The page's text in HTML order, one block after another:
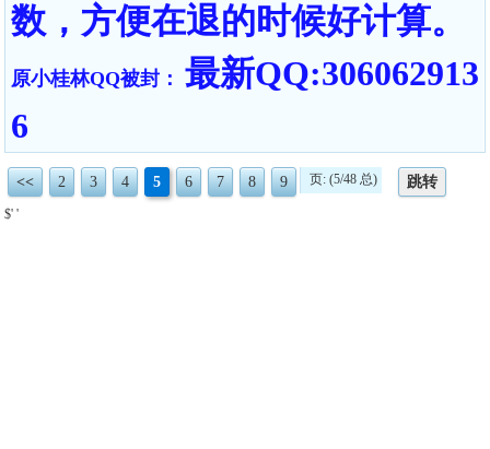
数，方便在退的时候好计算。
原小桂林QQ被封： 最新QQ:306062913
6
<< 2 3 4 5 6 7 8 9 页: (5/48 总) 跳转
$' '